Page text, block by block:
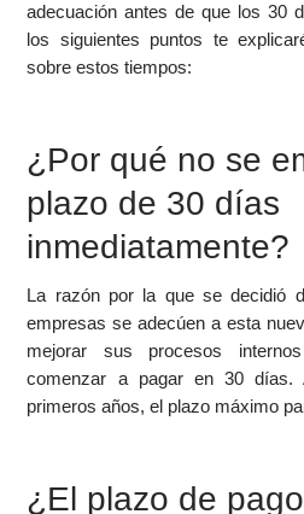
adecuación antes de que los 30
los siguientes puntos te
sobre estos tiempos:
¿Por qué no se
plazo de 30 días
inmediatamente?
La razón por la que se decidió
empresas se adecúen a esta
mejorar sus procesos
comenzar a pagar en 30 días.
primeros años, el plazo máximo
¿El plazo de